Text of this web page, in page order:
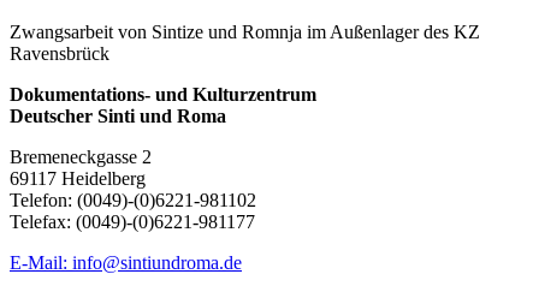
Zwangsarbeit von Sintize und Romnja im Außenlager des KZ
Ravensbrück
Dokumentations- und Kulturzentrum
Deutscher Sinti und Roma
Bremeneckgasse 2
69117 Heidelberg
Telefon: (0049)-(0)6221-981102
Telefax: (0049)-(0)6221-981177
E-Mail: info@sintiundroma.de